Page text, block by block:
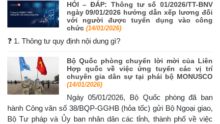
HỎI – ĐÁP: Thông tư số 01/2026/TT-BNV
ngày 09/01/2026 hướng dẫn xếp lương đối
với người được tuyển dụng vào công
chức (14/01/2026)
❓ 1. Thông tư quy định nội dung gì?
Bộ Quốc phòng chuyển lời mời của Liên
Hợp quốc về việc ứng tuyển các vị trí
chuyên gia dân sự tại phái bộ MONUSCO
(14/01/2026)
Ngày 05/01/2026, Bộ Quốc phòng đã ban
hành Công văn số 38/BQP-GGHB (hỏa tốc) gửi Bộ Ngoại giao,
Bộ Tư pháp và Ủy ban nhân dân các tỉnh, thành phố về việc